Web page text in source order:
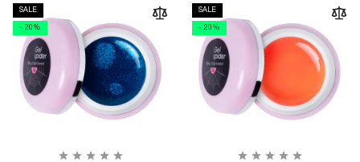
SALE
- 20%
SALE
- 20%